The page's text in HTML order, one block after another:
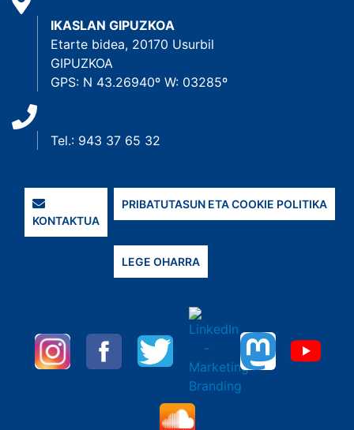
IKASLAN GIPUZKOA
Etarte bidea, 20170 Usurbil
GIPUZKOA
GPS: N 43.26940º W: 03285º
Tel.: 943 37 65 32
KONTAKTUA
PRIBATUTASUN ETA COOKIE POLITIKA
LEGE OHARRA